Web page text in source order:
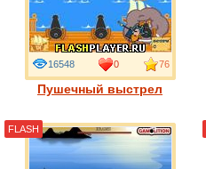
Пушечный выстрел
16548 0 76
FLASH